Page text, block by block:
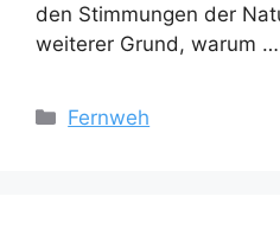
den Stimmungen der
weiterer Grund, warum …
Kategorien
Fernweh